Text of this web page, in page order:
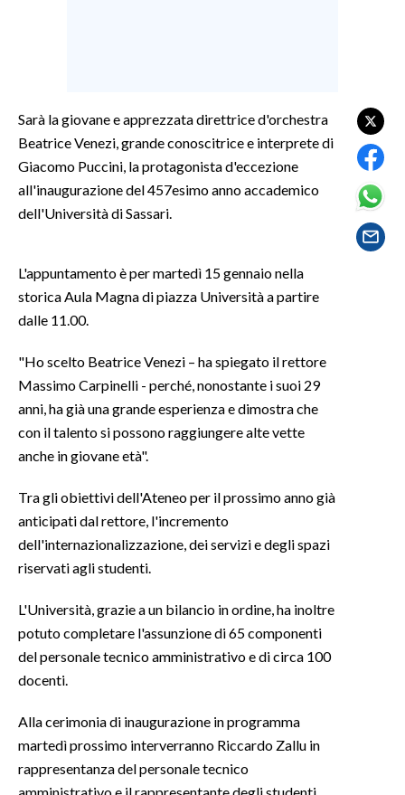
SPETTACOLI
SALUTE
NOTIZIE
#CARAUNIONE
3 MINUTI CON
INFO AZIENDE
ABBONATI
ANNUNCI
NECROLOGI
PUBBLICITÀ
SPIAGGE
STORE
Sarà la giovane e apprezzata direttrice d'orchestra
Beatrice Venezi, grande conoscitrice e interprete di
Giacomo Puccini, la protagonista d'eccezione
all'inaugurazione del 457esimo anno accademico
dell'Università di Sassari.
L'appuntamento è per martedì 15 gennaio nella
storica Aula Magna di piazza Università a partire
dalle 11.00.
"Ho scelto Beatrice Venezi – ha spiegato il rettore
Massimo Carpinelli - perché, nonostante i suoi 29
anni, ha già una grande esperienza e dimostra che
con il talento si possono raggiungere alte vette
anche in giovane età".
Tra gli obiettivi dell'Ateneo per il prossimo anno già
anticipati dal rettore, l'incremento
dell'internazionalizzazione, dei servizi e degli spazi
riservati agli studenti.
L'Università, grazie a un bilancio in ordine, ha inoltre
potuto completare l'assunzione di 65 componenti
del personale tecnico amministrativo e di circa 100
docenti.
Alla cerimonia di inaugurazione in programma
martedì prossimo interverranno Riccardo Zallu in
rappresentanza del personale tecnico